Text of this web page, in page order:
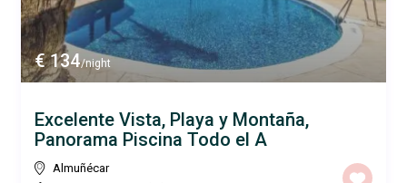
€ 134/night
Excelente Vista, Playa y Montaña,
Panorama Piscina Todo el A
Almuñécar